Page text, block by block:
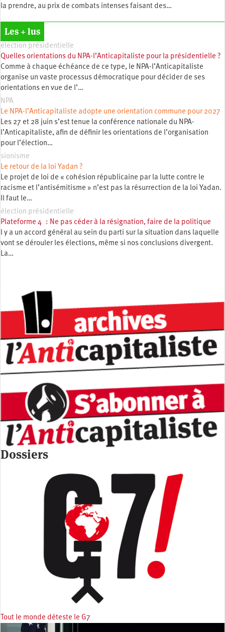
la prendre, au prix de combats intenses faisant des…
Les + lus
élection présidentielle
Quelles orientations du NPA-l’Anticapitaliste pour la présidentielle ?
Comme à chaque échéance de ce type, le NPA-l’Anticapitaliste
organise un vaste processus démocratique pour décider de ses
orientations en vue de l’…
NPA
Le NPA-l’Anticapitaliste adopte une orientation commune pour 2027
Les 27 et 28 juin s’est tenue la conférence nationale du NPA-
l’Anticapitaliste, afin de définir les orientations de l’organisation
pour l’élection…
sionisme
Le retour de la loi Yadan ?
Le projet de loi de « cohésion républicaine par la lutte contre le
racisme et l’antisémitisme » n’est pas la résurrection de la loi Yadan.
Il faut le…
élection présidentielle
Plateforme 4 : Ne pas céder à la résignation, faire de la politique
l y a un accord général au sein du parti sur la situation dans laquelle
vont se dérouler les élections, même si nos conclusions divergent.
La…
Dossiers
Tout le monde déteste le G7